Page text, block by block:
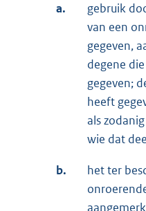
a.
gebruik
van een
gegeven,
degene
gegeven;
heeft
als
wie dat
b.
het ter